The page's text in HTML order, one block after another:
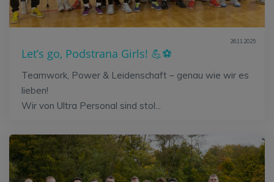
26.11.2025
Let’s go, Podstrana Girls! 💪⚽
Teamwork, Power & Leidenschaft – genau wie wir es
lieben!
Wir von Ultra Personal sind stol...